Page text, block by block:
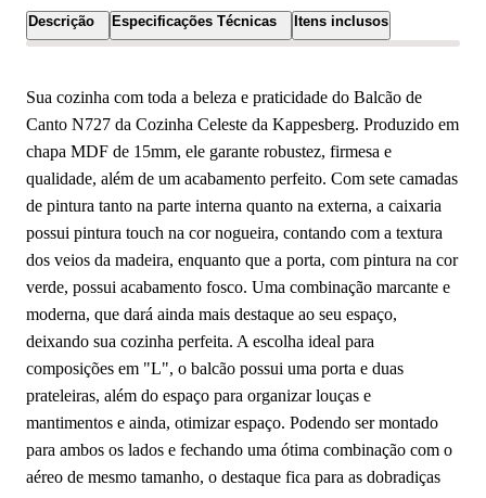
Descrição Especificações Técnicas Itens inclusos
Sua cozinha com toda a beleza e praticidade do Balcão de
Canto N727 da Cozinha Celeste da Kappesberg. Produzido em
chapa MDF de 15mm, ele garante robustez, firmesa e
qualidade, além de um acabamento perfeito. Com sete camadas
de pintura tanto na parte interna quanto na externa, a caixaria
possui pintura touch na cor nogueira, contando com a textura
dos veios da madeira, enquanto que a porta, com pintura na cor
verde, possui acabamento fosco. Uma combinação marcante e
moderna, que dará ainda mais destaque ao seu espaço,
deixando sua cozinha perfeita. A escolha ideal para
composições em "L", o balcão possui uma porta e duas
prateleiras, além do espaço para organizar louças e
mantimentos e ainda, otimizar espaço. Podendo ser montado
para ambos os lados e fechando uma ótima combinação com o
aéreo de mesmo tamanho, o destaque fica para as dobradiças